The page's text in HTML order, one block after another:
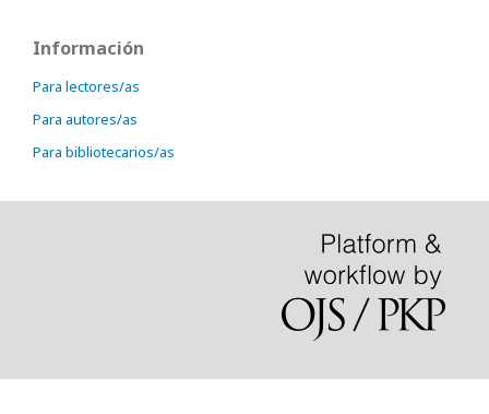
Información
Para lectores/as
Para autores/as
Para bibliotecarios/as